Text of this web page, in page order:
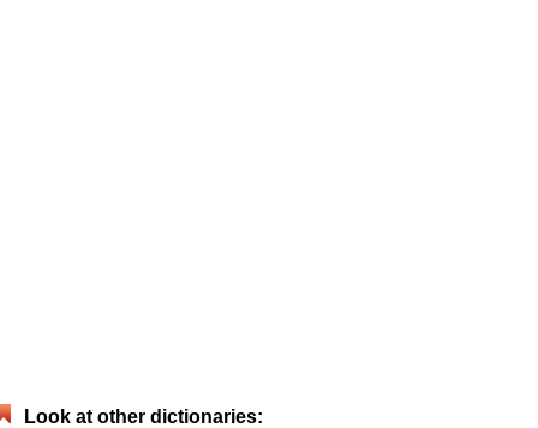
Look at other dictionaries: